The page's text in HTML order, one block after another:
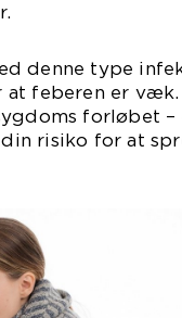
denne type
feberen er
forløbet –
risiko for at